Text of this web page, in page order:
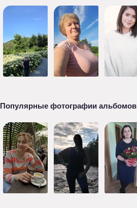
Популярные фотографии альбомов